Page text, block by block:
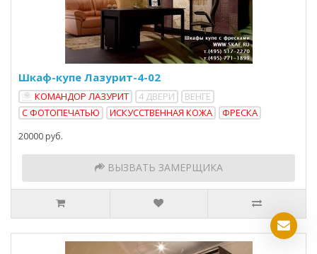
Шкаф-купе Лазурит-4-02
КОМАНДОР ЛАЗУРИТ 4 ДВЕРИ
ВЕНГЕ
С ФОТОПЕЧАТЬЮ
ИСКУССТВЕННАЯ КОЖА ФРЕСКА
20000 руб.
ВЫЗВАТЬ ЗАМЕРЩИКА